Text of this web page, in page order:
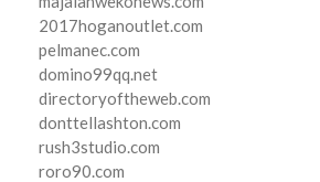
2017hoganoutlet.com
pelmanec.com
domino99qq.net
directoryoftheweb.com
donttellashton.com
rush3studio.com
roro90.com